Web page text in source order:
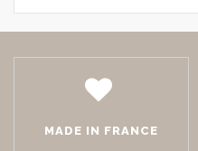
MADE IN FRANCE